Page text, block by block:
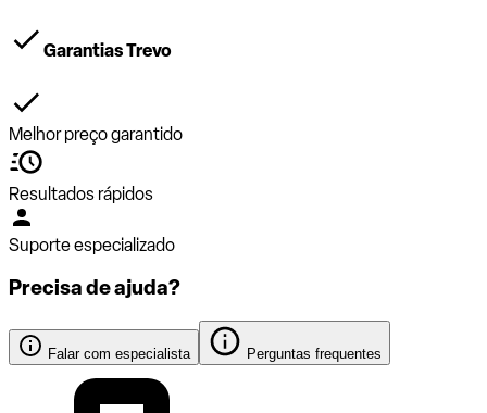
Garantias Trevo
Melhor preço garantido
Resultados rápidos
Suporte especializado
Precisa de ajuda?
Falar com especialista Perguntas frequentes